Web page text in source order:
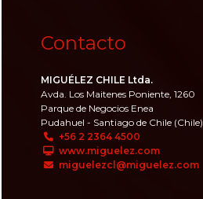
Contacto
MIGUÉLEZ CHILE Ltda.
Avda. Los Maitenes Poniente, 1260
Parque de Negocios Enea
Pudahuel - Santiago de Chile (Chile)
+56 2 2364 4500
www.miguelez.com
miguelezcl@miguelez.com